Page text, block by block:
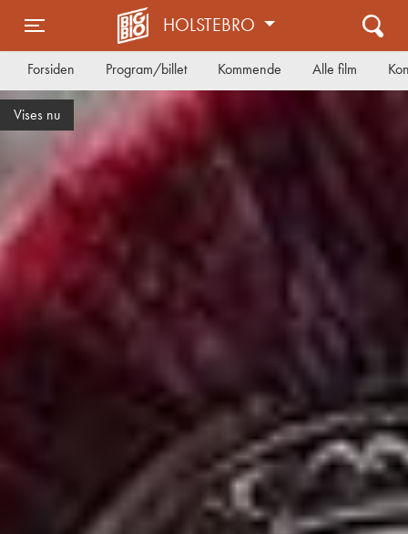
Toggle navigation
HOLSTEBRO
Forsiden Program/billet Kommende Alle film
Skuespiller og instruktør besøg d. 15. august